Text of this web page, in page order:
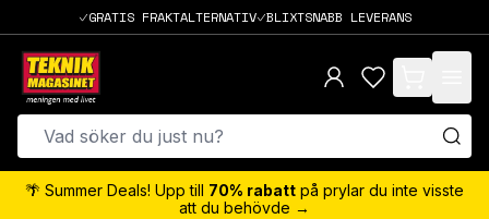
GRATIS FRAKTALTERNATIV BLIXTSNABB LEVERANS
items in cart,
🌴 Summer Deals! Upp till 70% rabatt på prylar du inte visste
att du behövde →